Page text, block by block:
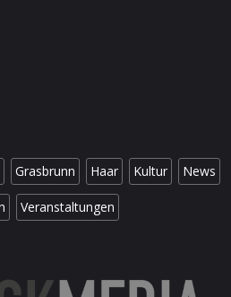
Grasbrunn Haar Kultur News
Veranstaltungen